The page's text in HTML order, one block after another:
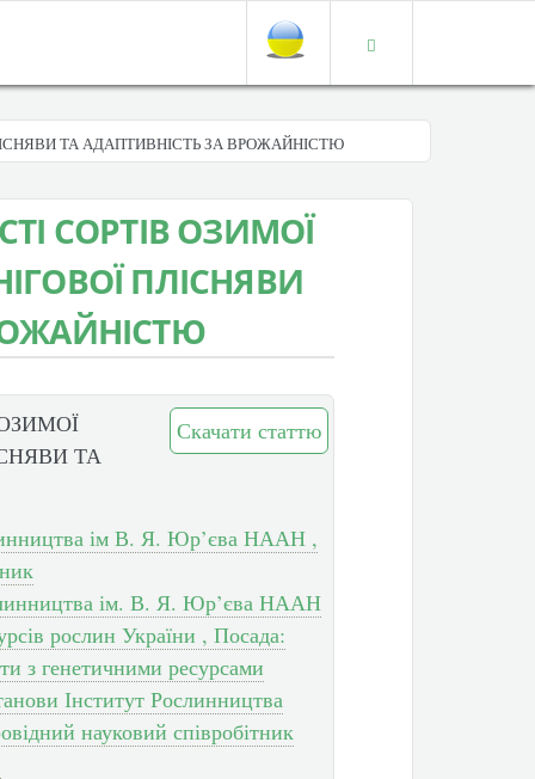
ТА АДАПТИВНІСТЬ ЗА ВРОЖАЙНІСТЮ
СОРТІВ ОЗИМОЇ
ПЛІСНЯВИ
Скачати статтю
ТА
ім В. Я. Юр’єва НААН ,
ім. В. Я. Юр’єва НААН
рослин України , Посада:
з генетичними ресурсами
Інститут Рослинництва
науковий співробітник